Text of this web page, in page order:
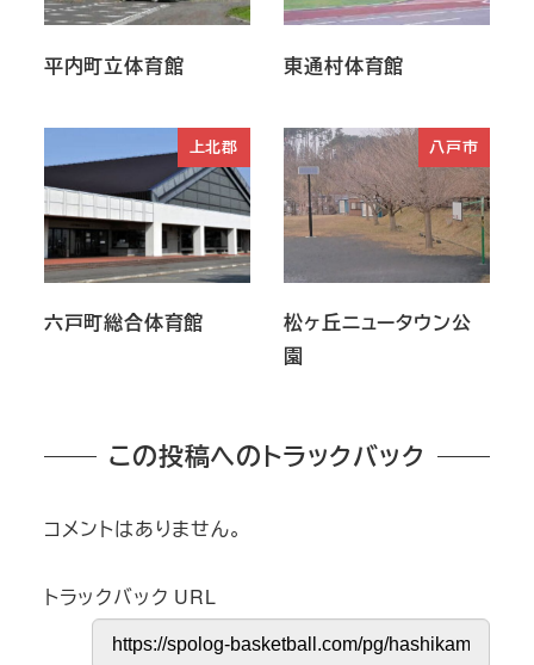
平内町立体育館 東通村体育館
上北郡
六戸町総合体育館
八戸市
松ヶ丘ニュータウン公
園
この投稿へのトラックバック
コメントはありません。
トラックバック URL